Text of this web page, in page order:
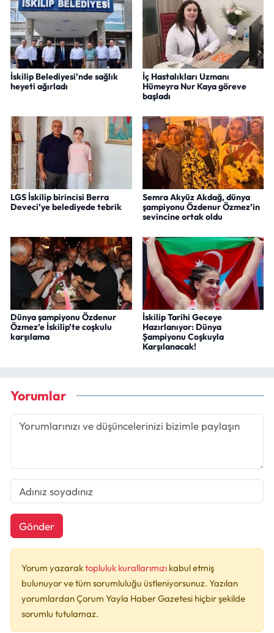
İskilip Belediyesi’nde sağlık
heyeti ağırladı
İç Hastalıkları Uzmanı
Hümeyra Nur Kaya göreve
başladı
LGS İskilip birincisi Berra
Deveci’ye belediyede tebrik
Semra Akyüz Akdağ, dünya
şampiyonu Özdenur Özmez’in
sevincine ortak oldu
Dünya şampiyonu Özdenur
Özmez’e İskilip’te coşkulu
karşılama
İskilip Tarihi Geceye
Hazırlanıyor: Dünya
Şampiyonu Coşkuyla
Karşılanacak!
Yorumlar
Gönder
Yorum yazaraktopluluk kurallarımızı kabul etmiş
bulunuyor ve tüm sorumluluğu üstleniyorsunuz. Yazılan
yorumlardan Çorum Yayla Haber Gazetesi hiçbir şekilde
sorumlu tutulamaz.